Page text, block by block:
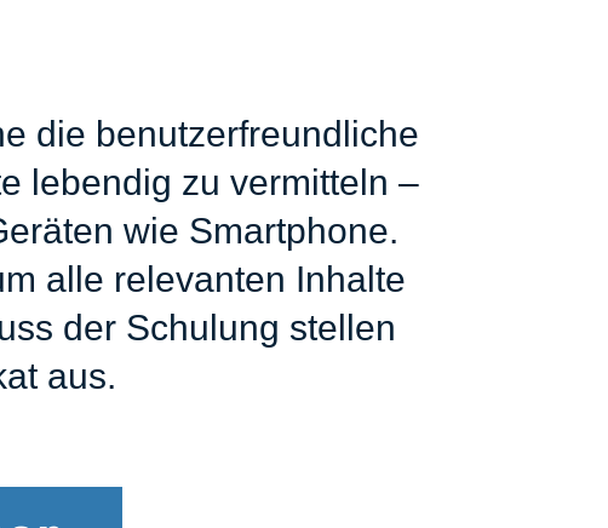
die benutzerfreundliche
lebendig zu vermitteln –
wie Smartphone.
alle relevanten Inhalte
der Schulung stellen
aus.